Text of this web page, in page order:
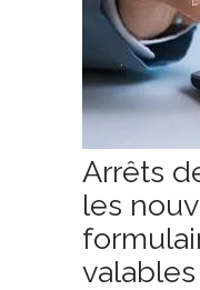
Arrêts
les
valables